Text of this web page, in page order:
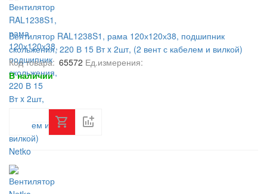
Вентилятор RAL1238S1, рама 120х120х38, подшипник
скольжения, 220 В 15 Вт x 2шт, (2 вент с кабелем и вилкой)
Netko
Код товара: 65572 Ед.измерения:
В наличии